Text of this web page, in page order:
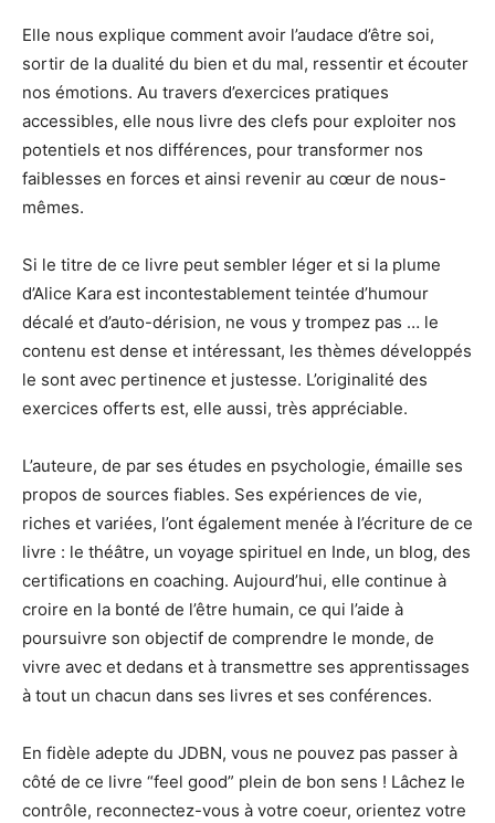
Elle nous explique comment avoir l’audace d’être soi,
sortir de la dualité du bien et du mal, ressentir et écouter
nos émotions. Au travers d’exercices pratiques
accessibles, elle nous livre des clefs pour exploiter nos
potentiels et nos différences, pour transformer nos
faiblesses en forces et ainsi revenir au cœur de nous-
mêmes.
Si le titre de ce livre peut sembler léger et si la plume
d’Alice Kara est incontestablement teintée d’humour
décalé et d’auto-dérision, ne vous y trompez pas … le
contenu est dense et intéressant, les thèmes développés
le sont avec pertinence et justesse. L’originalité des
exercices offerts est, elle aussi, très appréciable.
L’auteure, de par ses études en psychologie, émaille ses
propos de sources fiables. Ses expériences de vie,
riches et variées, l’ont également menée à l’écriture de ce
livre : le théâtre, un voyage spirituel en Inde, un blog, des
certifications en coaching. Aujourd’hui, elle continue à
croire en la bonté de l’être humain, ce qui l’aide à
poursuivre son objectif de comprendre le monde, de
vivre avec et dedans et à transmettre ses apprentissages
à tout un chacun dans ses livres et ses conférences.
En fidèle adepte du JDBN, vous ne pouvez pas passer à
côté de ce livre “feel good” plein de bon sens ! Lâchez le
contrôle, reconnectez-vous à votre coeur, orientez votre